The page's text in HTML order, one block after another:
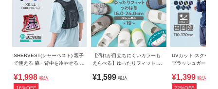
SHERVEST(シャーベスト) 親子
で使える 脇・背中を冷やせる メ
¥1,998 税込
【汚れが目立ちにくいカラーも
えらべる】ゆったりフィット 上
き
¥1,599 税込
UVカット スクール
プラッシュガード
¥1,399 税込